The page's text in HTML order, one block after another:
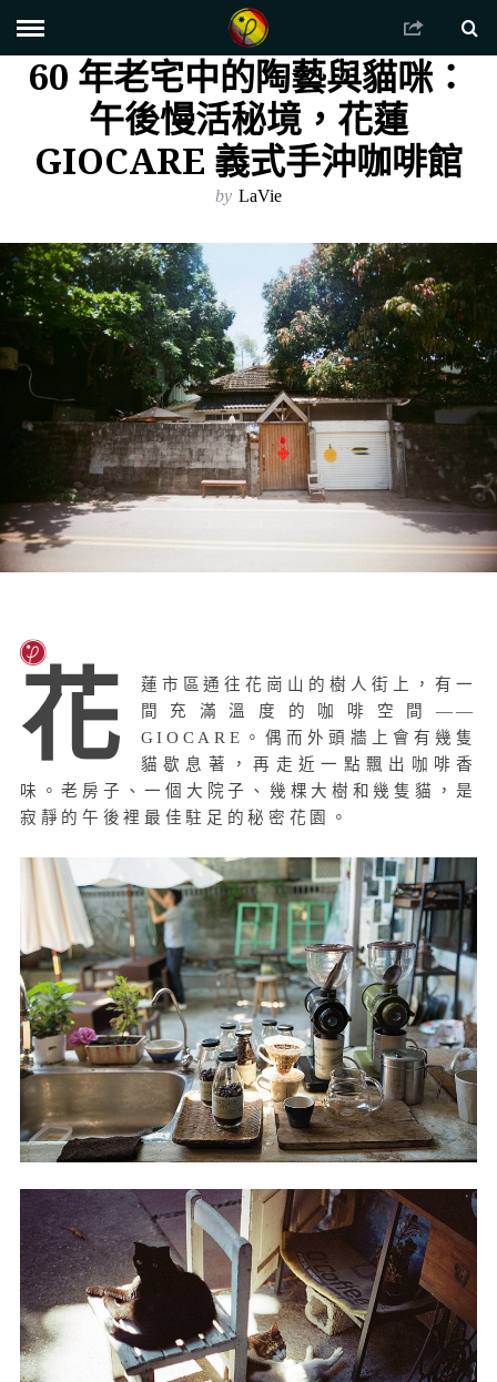
60 年老宅中的陶藝與貓咪：
午後慢活秘境，花蓮
GIOCARE 義式手沖咖啡館
by LaVie
花
蓮市區通往花崗山的樹人街上，有一
間充滿溫度的咖啡空間——
GIOCARE。偶而外頭牆上會有幾隻
貓歇息著，再走近一點飄出咖啡香
味。老房子、一個大院子、幾棵大樹和幾隻貓，是
寂靜的午後裡最佳駐足的秘密花園。